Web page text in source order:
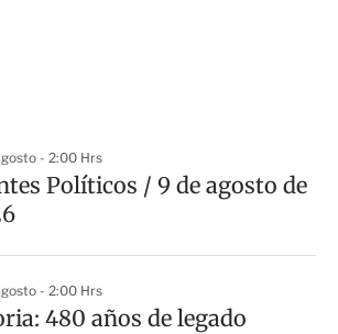
- 2:00 Hrs
Políticos / 9 de agosto de
- 2:00 Hrs
480 años de legado